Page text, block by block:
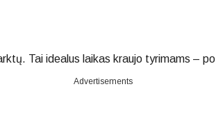
Tai idealus laikas kraujo tyrimams –
Advertisements